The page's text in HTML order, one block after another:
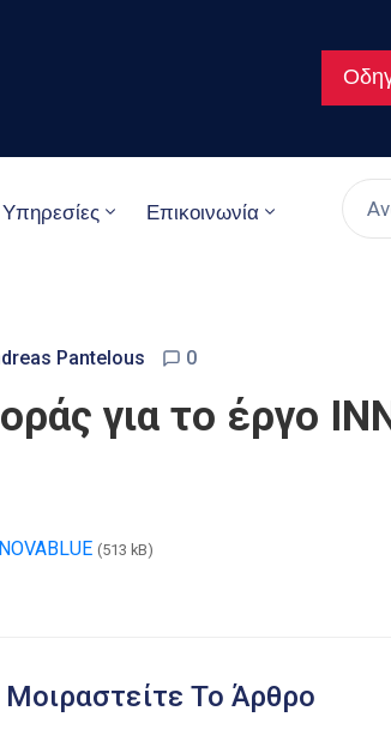
Επικοινωνία
Pantelous 0
για το έργο
(513 kB)
Μοιραστείτε Το Άρθρο